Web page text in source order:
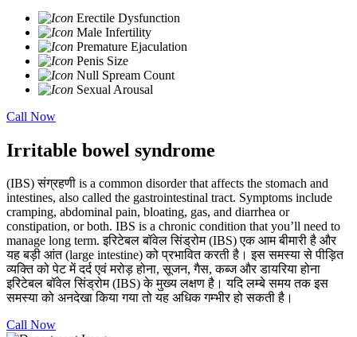
Erectile Dysfunction
Male Infertility
Premature Ejaculation
Penis Size
Null Spream Count
Sexual Arousal
Call Now
Irritable bowel syndrome
(IBS) संग्रहणी is a common disorder that affects the stomach and
intestines, also called the gastrointestinal tract. Symptoms include
cramping, abdominal pain, bloating, gas, and diarrhea or
constipation, or both. IBS is a chronic condition that you’ll need to
manage long term. इरिटेबल बॉवेल सिंड्रोम (IBS) एक आम बीमारी है और
यह बड़ी आंत (large intestine) को प्रभावित करती है। इस समस्या से पीड़ित
व्यक्ति को पेट में दर्द एवं मरोड़ होना, सूजन, गैस, कब्ज और डायरिया होना
इरिटेबल बॉवेल सिंड्रोम (IBS) के मुख्य लक्षण है। यदि लम्बे समय तक इस
समस्या को अनदेखा किया गया तो यह अधिक गम्भीर हो सकती है।
Call Now